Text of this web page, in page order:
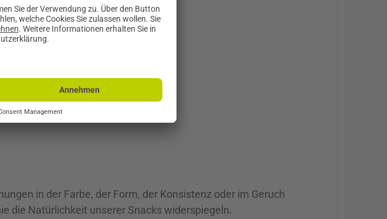
Tag:
in der Farbe, der Form, der Konsistenz oder im Geruch
die Natürlichkeit unserer Snacks widerspiegeln.